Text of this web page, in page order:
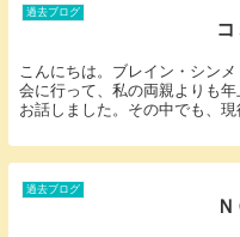
過去ブログ
こんにちは。ブレイン・シン
会に行って、私の両親よりも
お話しました。その中でも、
過去ブログ